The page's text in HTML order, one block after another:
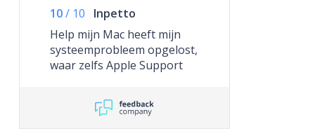
10/ 10
Inpetto
Help mijn Mac heeft mijn
systeemprobleem opgelost,
waar zelfs Apple Support